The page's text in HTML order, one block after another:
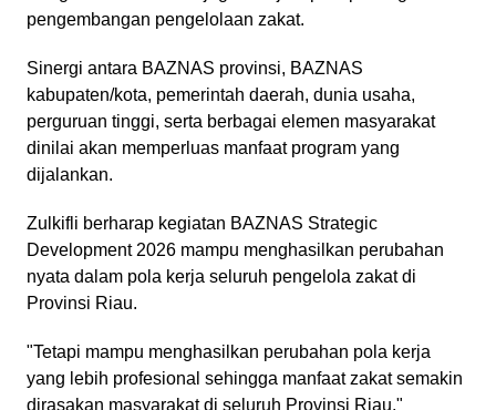
pengembangan pengelolaan zakat.
Sinergi antara BAZNAS provinsi, BAZNAS
kabupaten/kota, pemerintah daerah, dunia usaha,
perguruan tinggi, serta berbagai elemen masyarakat
dinilai akan memperluas manfaat program yang
dijalankan.
Zulkifli berharap kegiatan BAZNAS Strategic
Development 2026 mampu menghasilkan perubahan
nyata dalam pola kerja seluruh pengelola zakat di
Provinsi Riau.
"Tetapi mampu menghasilkan perubahan pola kerja
yang lebih profesional sehingga manfaat zakat semakin
dirasakan masyarakat di seluruh Provinsi Riau,"